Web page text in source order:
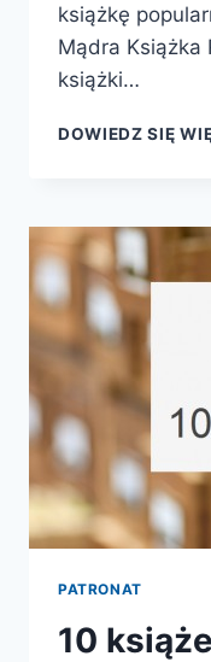
książkę
Mądra Książka
książki…
DOWIEDZ SIĘ
PATRONAT
10